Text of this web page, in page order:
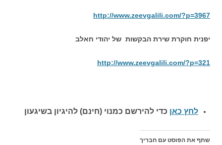
http://www.zeevgalili.com/?p=3967
יפנית חוקרת שירת הבקשות של יהודי חאלב
http://www.zeevgalili.com/?p=321
לחץ כאן כדי להירשם כמנוי (חינם) להיגיון בשיגעון
שתף את הפוסט עם חבריך